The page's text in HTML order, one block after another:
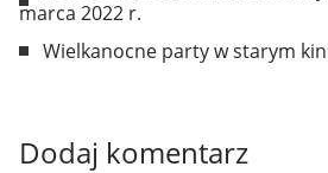
marca 2022 r.
Wielkanocne party w starym
Dodaj komentarz